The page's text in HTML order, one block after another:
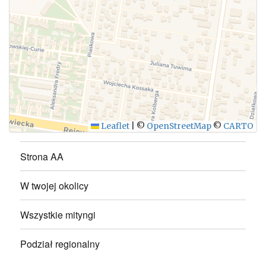
WYŚLIJ
Leaflet © OpenStreetMap © CARTO
Strona AA
W twojej okolicy
Wszystkie mityngi
Podział regionalny